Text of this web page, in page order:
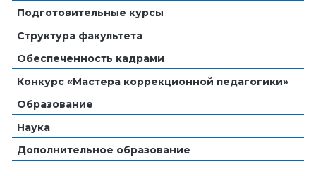
Подготовительные курсы
Структура факультета
Обеспеченность кадрами
Конкурс «Мастера коррекционной педагогики»
Образование
Наука
Дополнительное образование